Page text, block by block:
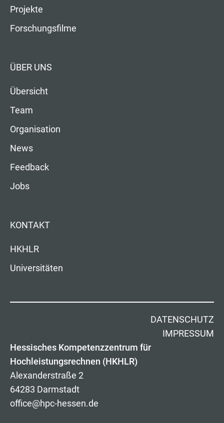
Projekte
Forschungsfilme
ÜBER UNS
Übersicht
Team
Organisation
News
Feedback
Jobs
KONTAKT
HKHLR
Universitäten
DATENSCHUTZ
IMPRESSUM
Hessisches Kompetenzzentrum für
Hochleistungsrechnen (HKHLR)
Alexanderstraße 2
64283 Darmstadt
office@hpc-hessen.de